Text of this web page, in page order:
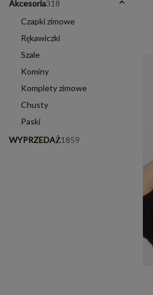
Akcesoria318
Czapki zimowe
Rękawiczki
Szale
Kominy
Komplety zimowe
Chusty
Paski
WYPRZEDAŻ1859